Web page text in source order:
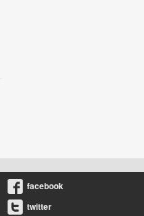
facebook
twitter